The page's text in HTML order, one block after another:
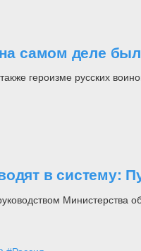
самом деле
героизме русских
в систему:
Министерства